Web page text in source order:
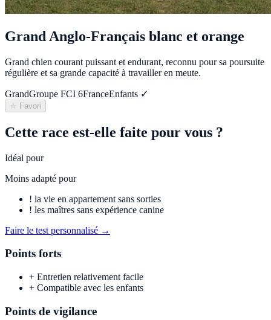
Grand Anglo-Français blanc et orange
Grand chien courant puissant et endurant, reconnu pour sa poursuite
régulière et sa grande capacité à travailler en meute.
GrandGroupe FCI 6FranceEnfants ✓
☆ Favori
Cette race est-elle faite pour vous ?
Idéal pour
Moins adapté pour
! la vie en appartement sans sorties
! les maîtres sans expérience canine
Faire le test personnalisé →
Points forts
+ Entretien relativement facile
+ Compatible avec les enfants
Points de vigilance